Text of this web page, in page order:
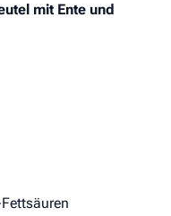
mit Ente und